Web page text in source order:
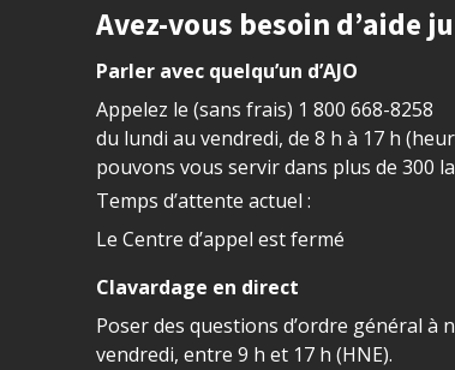
Site footer
Avez-vous besoin d’aide
Parler avec quelqu’un d’AJO
Appelez le (sans frais) 1 800 668-8258
du lundi au vendredi, de 8 h à 17 h
pouvons vous servir dans plus de 300
Temps d’attente actuel :
Le Centre d’appel est fermé
Clavardage en direct
Poser des questions d’ordre général à
vendredi, entre 9 h et 17 h (HNE).